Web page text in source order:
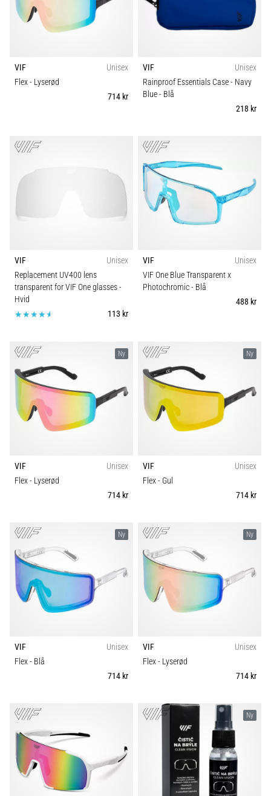
et
meget
almindeligt
løbere
oplever.
Vis
alle
artikler
VIF
Unisex
Flex- Lyserød
714 kr
VIF
Unisex
Rainproof Essentials Case - Navy
Blue- Blå
218 kr
VIF
Unisex
Replacement UV400 lens
transparent for VIF One glasses-
Hvid
113 kr
VIF
Unisex
VIF One Blue Transparent x
Photochromic- Blå
488 kr
Ny
VIF
Unisex
Flex- Lyserød
714 kr
Ny
VIF
Unisex
Flex- Gul
714 kr
Ny
VIF
Unisex
Flex- Blå
714 kr
Ny
VIF
Unisex
Flex- Lyserød
714 kr
Ny